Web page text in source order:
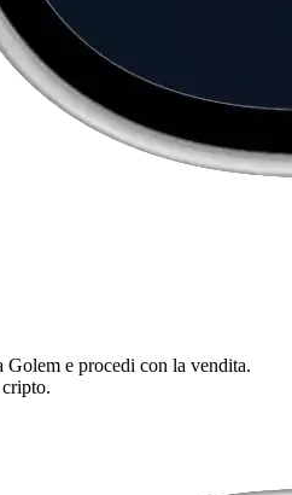
e procedi con la vendita.